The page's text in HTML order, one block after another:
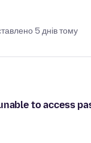
5 днів тому
to access